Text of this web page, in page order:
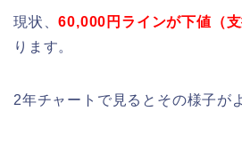
現状、60,000円ラインが下値（支
ります。
2年チャートで見るとその様子が